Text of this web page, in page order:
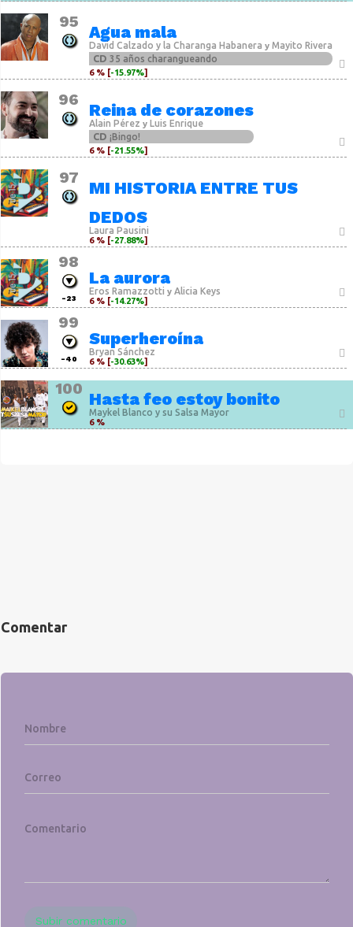
95
Agua mala
David Calzado y la Charanga Habanera yMayito Rivera
CD35 años charangueando
6 % [-15.97%]
96
Reina de corazones
Alain Pérez y Luis Enrique
CD ¡Bingo!
6 % [-21.55%]
97
MI HISTORIA ENTRE TUS
DEDOS
Laura Pausini
6 % [-27.88%]
98
-23
La aurora
Eros Ramazzotti yAlicia Keys
6 % [-14.27%]
99
-40
Superheroína
Bryan Sánchez
6 % [-30.63%]
100
Hasta feo estoy bonito
Maykel Blanco y su Salsa Mayor
6 %
Comentar
Subir comentario